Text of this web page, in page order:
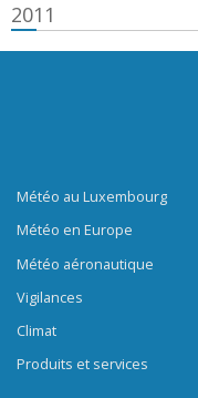
2011
Météo au Luxembourg
Météo en Europe
Météo aéronautique
Vigilances
Climat
Produits et services